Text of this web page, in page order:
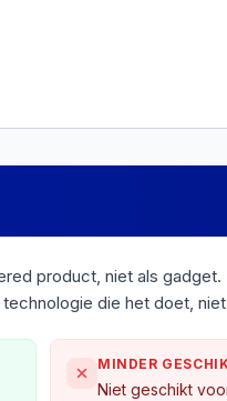
product, niet als
die het doet,
MINDER
Niet geschikt